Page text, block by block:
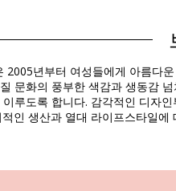
(AMNI SOUL ECO), 16%
SOUL ECO), 16% Spandex
함되지 않는 다른 액세서리)
2005년부터 여성들에게 아름다
문화의 풍부한 색감과 생동감
루도록 합니다. 감각적인 디자
인 생산과 열대 라이프스타일